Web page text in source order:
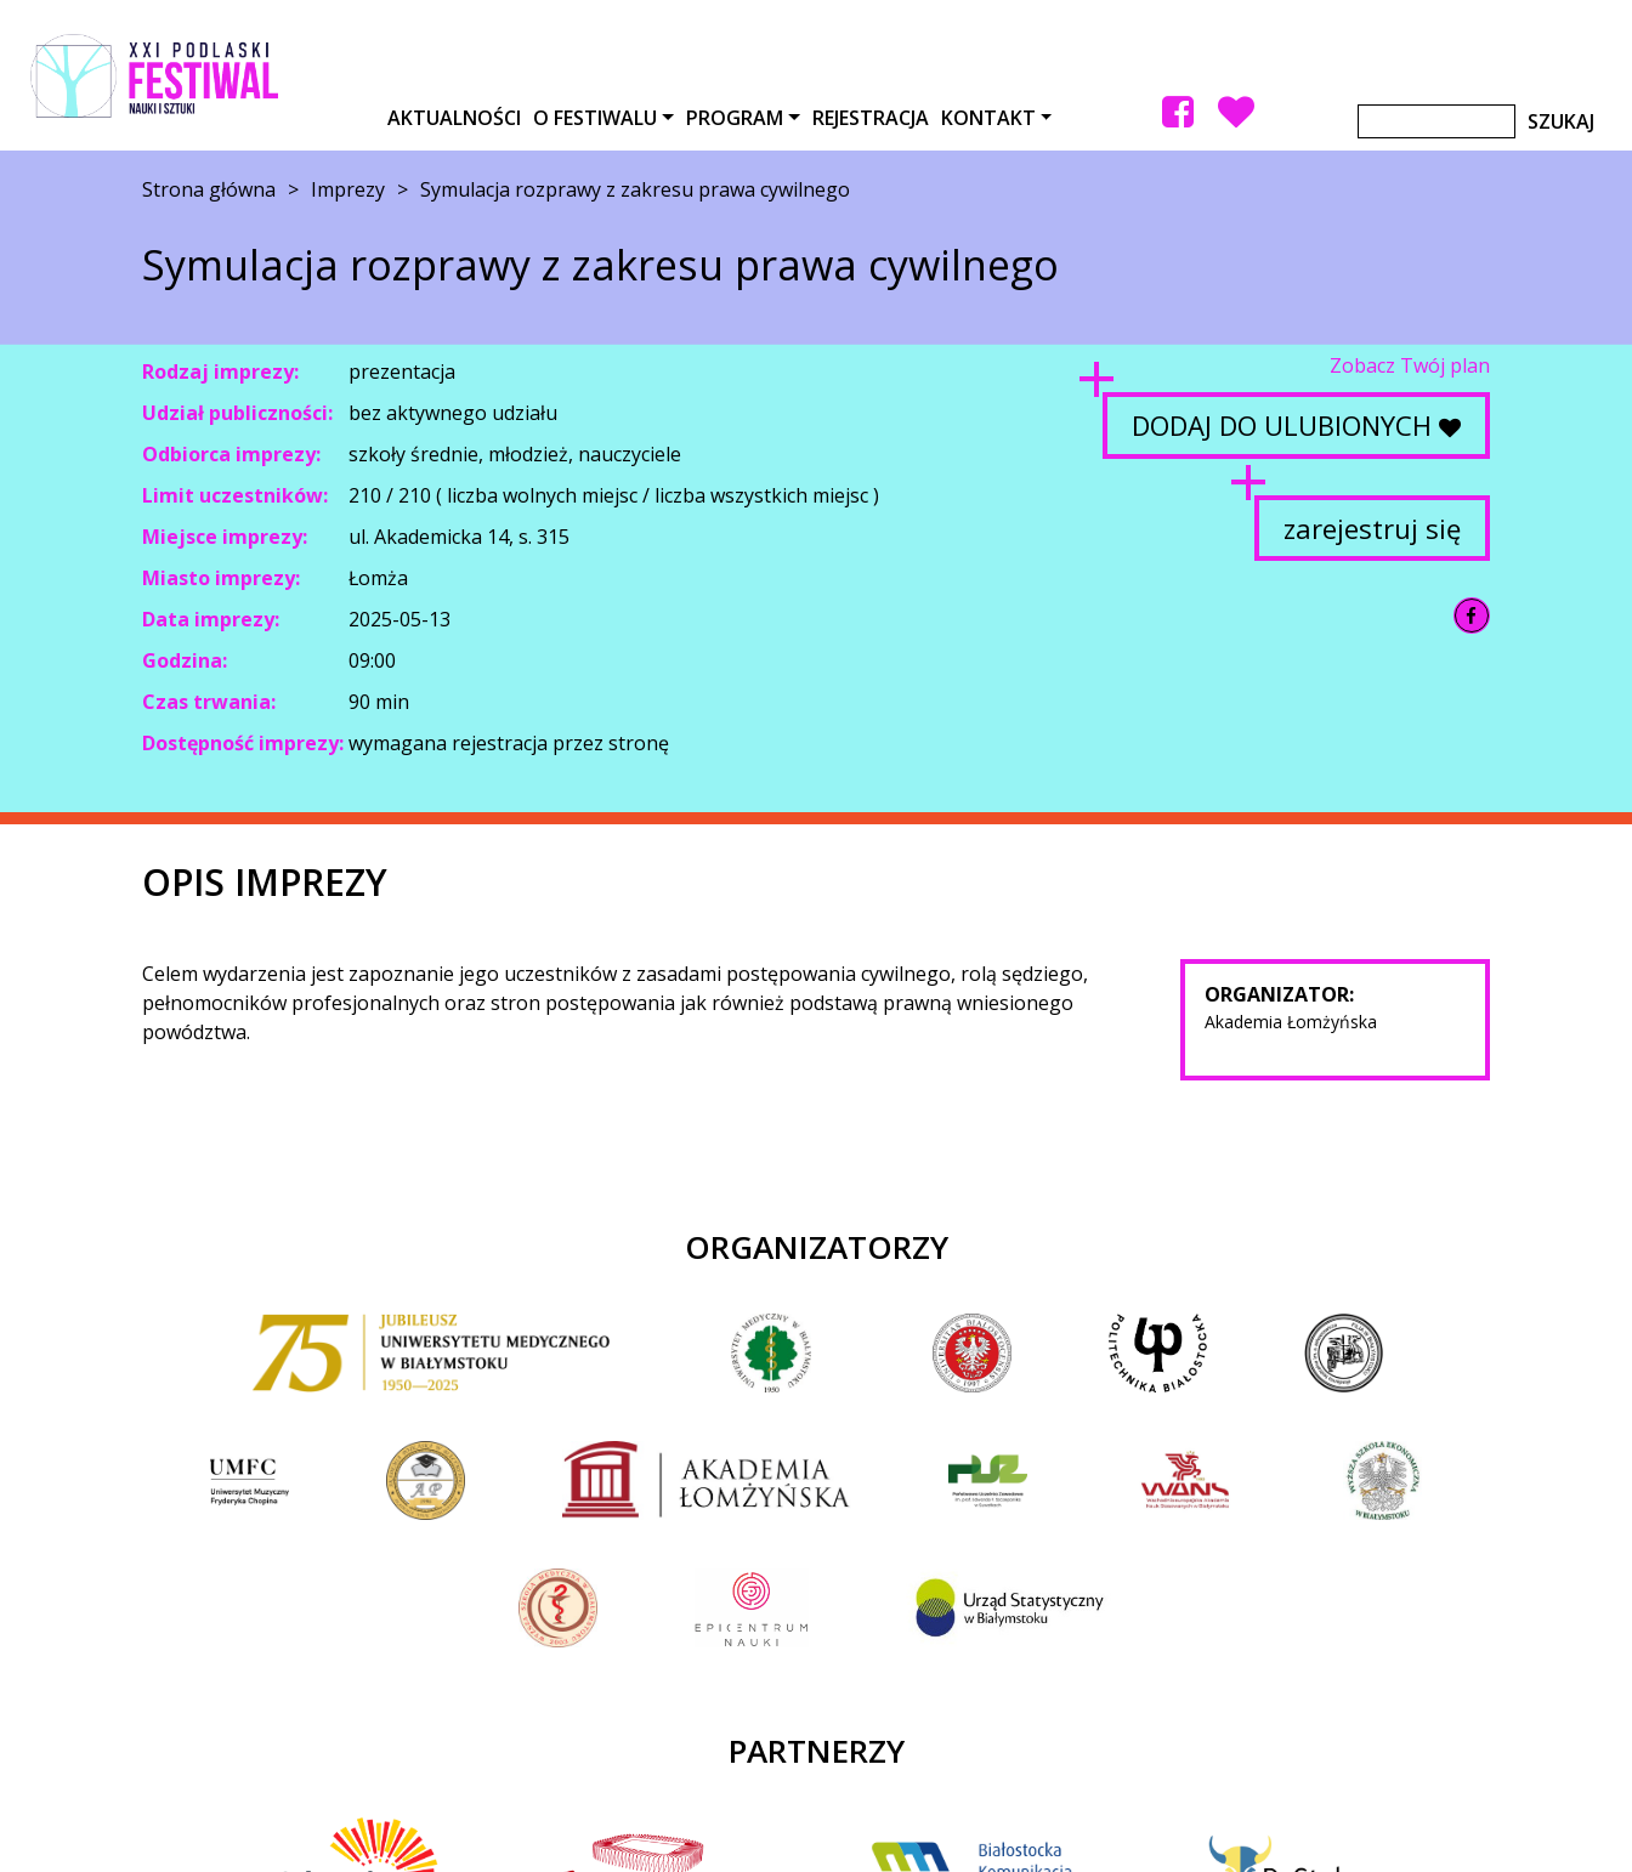
AKTUALNOŚCI O FESTIWALU PROGRAM REJESTRACJA KONTAKT
Strona główna > Imprezy > Symulacja rozprawy z zakresu prawa cywilnego
Symulacja rozprawy z zakresu prawa cywilnego
Rodzaj imprezy:
prezentacja
Udział publiczności:
bez aktywnego udziału
Odbiorca imprezy:
szkoły średnie, młodzież, nauczyciele
Limit uczestników:
210 / 210 ( liczba wolnych miejsc / liczba wszystkich miejsc )
Miejsce imprezy:
ul. Akademicka 14, s. 315
Miasto imprezy:
Łomża
Data imprezy:
2025-05-13
Godzina:
09:00
Czas trwania:
90 min
Dostępność imprezy:wymagana rejestracja przez stronę
Zobacz Twój plan
DODAJ DO ULUBIONYCH
zarejestruj się
OPIS IMPREZY
Celem wydarzenia jest zapoznanie jego uczestników z zasadami postępowania cywilnego, rolą sędziego,
pełnomocników profesjonalnych oraz stron postępowania jak również podstawą prawną wniesionego
powództwa.
ORGANIZATOR:
Akademia Łomżyńska
ORGANIZATORZY
PARTNERZY